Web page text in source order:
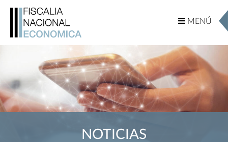
MENÚ
MENÚ
NOTICIAS